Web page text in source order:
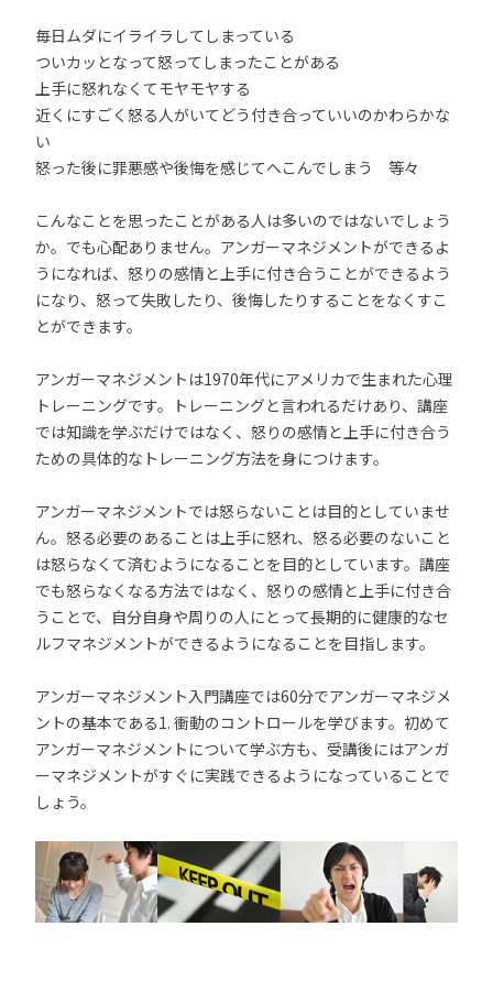
毎日ムダにイライラしてしまっている
ついカッとなって怒ってしまったことがある
上手に怒れなくてモヤモヤする
近くにすごく怒る人がいてどう付き合っていいのかわらかな
い
怒った後に罪悪感や後悔を感じてへこんでしまう 等々
こんなことを思ったことがある人は多いのではないでしょう
か。でも心配ありません。アンガーマネジメントができるよ
うになれば、怒りの感情と上手に付き合うことができるよう
になり、怒って失敗したり、後悔したりすることをなくすこ
とができます。
アンガーマネジメントは1970年代にアメリカで生まれた心理
トレーニングです。トレーニングと言われるだけあり、講座
では知識を学ぶだけではなく、怒りの感情と上手に付き合う
ための具体的なトレーニング方法を身につけます。
アンガーマネジメントでは怒らないことは目的としていませ
ん。怒る必要のあることは上手に怒れ、怒る必要のないこと
は怒らなくて済むようになることを目的としています。講座
でも怒らなくなる方法ではなく、怒りの感情と上手に付き合
うことで、自分自身や周りの人にとって長期的に健康的なセ
ルフマネジメントができるようになることを目指します。
アンガーマネジメント入門講座では60分でアンガーマネジメ
ントの基本である1. 衝動のコントロールを学びます。初めて
アンガーマネジメントについて学ぶ方も、受講後にはアンガ
ーマネジメントがすぐに実践できるようになっていることで
しょう。